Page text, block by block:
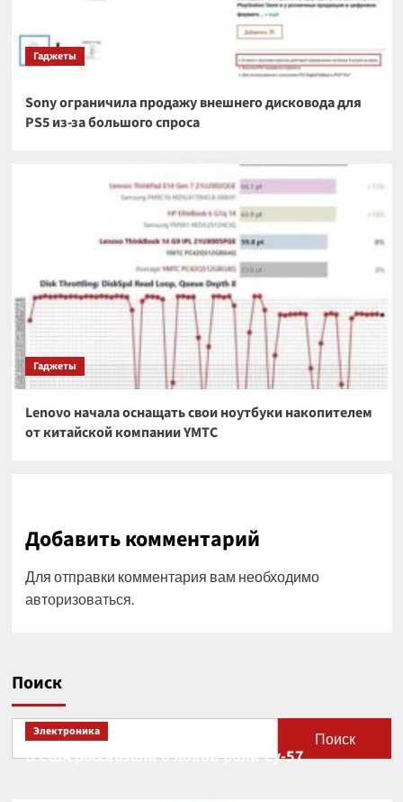
Гаджеты
Sony ограничила продажу внешнего дисковода для
PS5 из-за большого спроса
Гаджеты
Lenovo начала оснащать свои ноутбуки накопителем
от китайской компании YMTC
Добавить комментарий
Для отправки комментария вам необходимо
авторизоваться.
Поиск
Поиск
Электроника
В США рассказали о новой роли Су-57